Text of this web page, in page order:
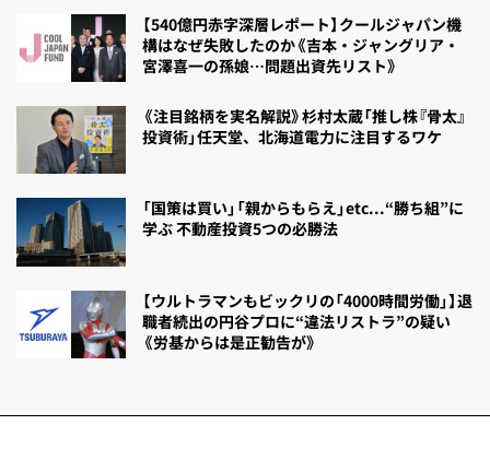
【540億円赤字深層レポート】クールジャパン機
構はなぜ失敗したのか《吉本・ジャングリア・
宮澤喜一の孫娘…問題出資先リスト》
《注目銘柄を実名解説》杉村太蔵「推し株『骨太』
投資術」任天堂、北海道電力に注目するワケ
「国策は買い」「親からもらえ」etc...“勝ち組”に
学ぶ 不動産投資5つの必勝法
【ウルトラマンもビックリの「4000時間労働」】退
職者続出の円谷プロに“違法リストラ”の疑い
《労基からは是正勧告が》